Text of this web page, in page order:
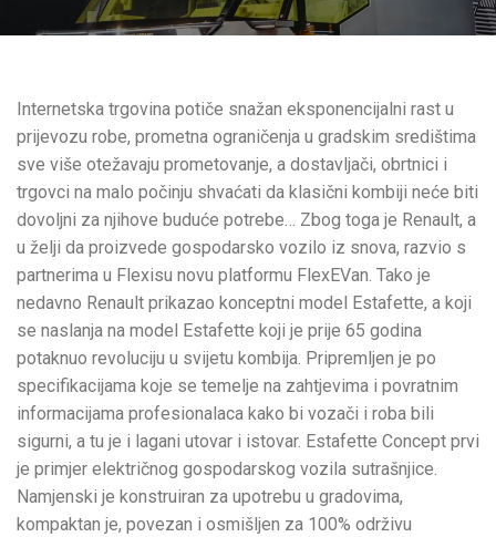
Internetska trgovina potiče snažan eksponencijalni rast u
prijevozu robe, prometna ograničenja u gradskim središtima
sve više otežavaju prometovanje, a dostavljači, obrtnici i
trgovci na malo počinju shvaćati da klasični kombiji neće biti
dovoljni za njihove buduće potrebe… Zbog toga je Renault, a
u želji da proizvede gospodarsko vozilo iz snova, razvio s
partnerima u Flexisu novu platformu FlexEVan. Tako je
nedavno Renault prikazao konceptni model Estafette, a koji
se naslanja na model Estafette koji je prije 65 godina
potaknuo revoluciju u svijetu kombija. Pripremljen je po
specifikacijama koje se temelje na zahtjevima i povratnim
informacijama profesionalaca kako bi vozači i roba bili
sigurni, a tu je i lagani utovar i istovar. Estafette Concept prvi
je primjer električnog gospodarskog vozila sutrašnjice.
Namjenski je konstruiran za upotrebu u gradovima,
kompaktan je, povezan i osmišljen za 100% održivu